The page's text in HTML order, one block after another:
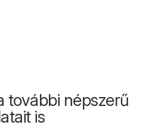
további népszerű
is